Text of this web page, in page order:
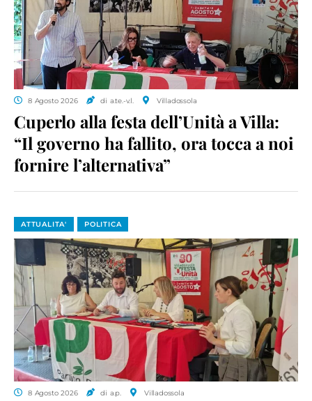
8 Agosto 2026 di a.te.-v.l. Villadossola
Cuperlo alla festa dell’Unità a Villa:
“Il governo ha fallito, ora tocca a noi
fornire l’alternativa”
ATTUALITA' POLITICA
8 Agosto 2026 di a.p. Villadossola